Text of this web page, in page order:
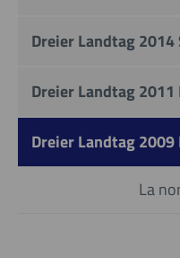
Dreier Landtag 2014
Dreier Landtag 2011
Dreier Landtag
La